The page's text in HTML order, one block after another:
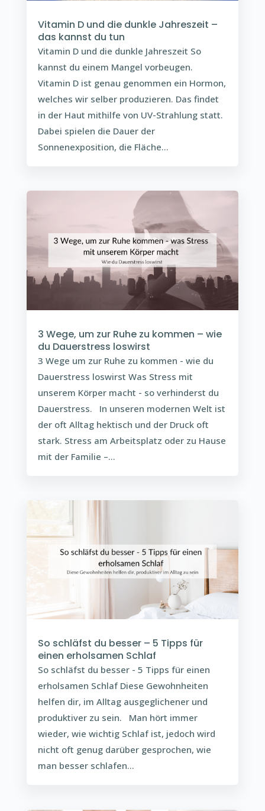
Vitamin D und die dunkle Jahreszeit –
das kannst du tun
Vitamin D und die dunkle Jahreszeit So
kannst du einem Mangel vorbeugen.
Vitamin D ist genau genommen ein Hormon,
welches wir selber produzieren. Das findet
in der Haut mithilfe von UV-Strahlung statt.
Dabei spielen die Dauer der
Sonnenexposition, die Fläche...
3 Wege, um zur Ruhe zu kommen – wie
du Dauerstress loswirst
3 Wege um zur Ruhe zu kommen - wie du
Dauerstress loswirst Was Stress mit
unserem Körper macht - so verhinderst du
Dauerstress. In unseren modernen Welt ist
der oft Alltag hektisch und der Druck oft
stark. Stress am Arbeitsplatz oder zu Hause
mit der Familie –...
So schläfst du besser – 5 Tipps für
einen erholsamen Schlaf
So schläfst du besser - 5 Tipps für einen
erholsamen Schlaf Diese Gewohnheiten
helfen dir, im Alltag ausgeglichener und
produktiver zu sein. Man hört immer
wieder, wie wichtig Schlaf ist, jedoch wird
nicht oft genug darüber gesprochen, wie
man besser schlafen...